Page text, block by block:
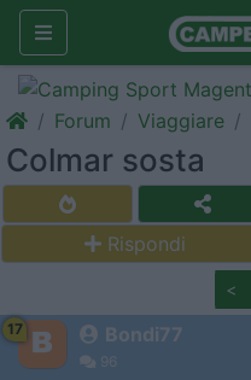
Forum Viaggiare
Colmar sosta
Rispondi
<
17 Bondi77
96